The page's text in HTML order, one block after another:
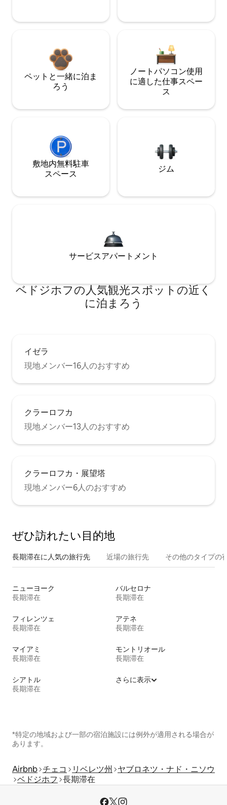
ペットと一緒に泊ま
ろう
ノートパソコン使用
に適した仕事スペー
ス
敷地内無料駐⁠車
ス⁠ペ⁠ー⁠ス
ジム
サービスアパートメント
ベドジホフの人気観光スポットの近く
に泊まろう
イゼラ
現地メンバー16人のおすすめ
クラーロフカ
現地メンバー13人のおすすめ
クラーロフカ・展望塔
現地メンバー6人のおすすめ
ぜひ訪⁠れ⁠た⁠い目⁠的⁠地
長期滞在に人気の旅行先 近場の旅行先 その他のタ⁠イ⁠プ⁠の
ニューヨーク
長期滞在
バルセロナ
長期滞在
フィレンツェ
長期滞在
アテネ
長期滞在
マイアミ
長期滞在
モントリオール
長期滞在
シアトル
長期滞在
さらに表示
*特定の地域および一部の宿泊施設には例外が適用される場合が
あります。
Airbnb チェコ リベレツ州
ヤブロネツ・ナド・ニソウ
ベドジホフ 長期滞在